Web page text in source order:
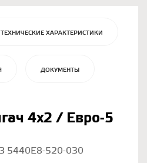
ТЕХНИЧЕСКИЕ ХАРАКТЕРИСТИКИ
ДОКУМЕНТЫ
4х2 / Евро-5
5440Е8-520-030